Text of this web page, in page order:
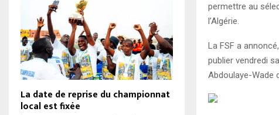
permettre au
l’Algérie.
La FSF a
publier vendredi
Abdoulaye-Wade
La date de reprise du championnat
local est fixée